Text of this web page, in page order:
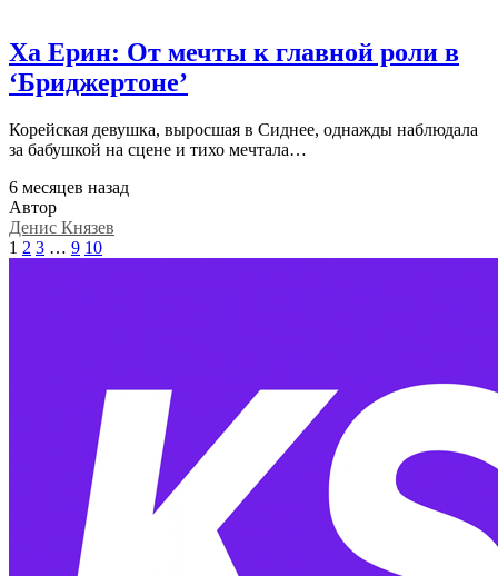
Ха Ерин: От мечты к главной роли в
‘Бриджертоне’
Корейская девушка, выросшая в Сиднее, однажды наблюдала
за бабушкой на сцене и тихо мечтала…
6 месяцев назад
Автор
Денис Князев
1 2 3 … 9 10